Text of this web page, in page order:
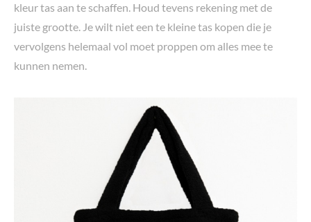
kleur tas aan te schaffen. Houd tevens rekening met de
juiste grootte. Je wilt niet een te kleine tas kopen die je
vervolgens helemaal vol moet proppen om alles mee te
kunnen nemen.